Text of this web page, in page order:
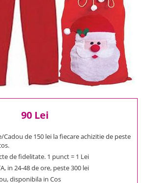
90 Lei
Cadou de 150 lei la fiecare achizitie de peste
de fidelitate. 1 punct = 1 Lei
in 24-48 de ore, peste 300 lei
disponibila in Cos